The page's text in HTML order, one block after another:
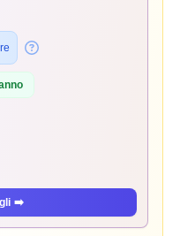
➡️